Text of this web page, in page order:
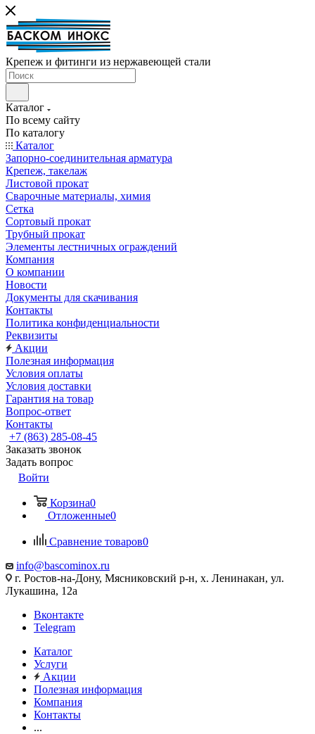
Крепеж и фитинги из нержавеющей стали
Каталог
По всему сайту
По каталогу
Каталог
Запорно-соединительная арматура
Крепеж, такелаж
Листовой прокат
Сварочные материалы, химия
Сетка
Сортовый прокат
Трубный прокат
Элементы лестничных ограждений
Компания
О компании
Новости
Документы для скачивания
Контакты
Политика конфиденциальности
Реквизиты
Акции
Полезная информация
Условия оплаты
Условия доставки
Гарантия на товар
Вопрос-ответ
Контакты
+7 (863) 285-08-45
Заказать звонок
Задать вопрос
Войти
Корзина0
Отложенные0
Сравнение товаров0
info@bascominox.ru
г. Ростов-на-Дону, Мясниковский р-н, х. Ленинакан, ул.
Лукашина, 12а
Вконтакте
Telegram
Каталог
Услуги
Акции
Полезная информация
Компания
Контакты
...